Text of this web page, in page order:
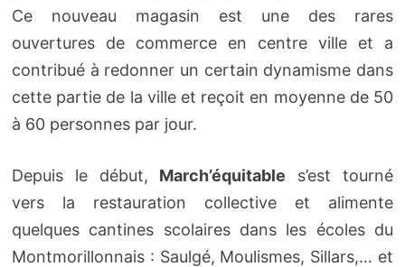
Ce nouveau magasin est une des rares
ouvertures de commerce en centre ville et a
contribué à redonner un certain dynamisme dans
cette partie de la ville et reçoit en moyenne de 50
à 60 personnes par jour.
Depuis le début, March’équitable s’est tourné
vers la restauration collective et alimente
quelques cantines scolaires dans les écoles du
Montmorillonnais : Saulgé, Moulismes, Sillars,… et